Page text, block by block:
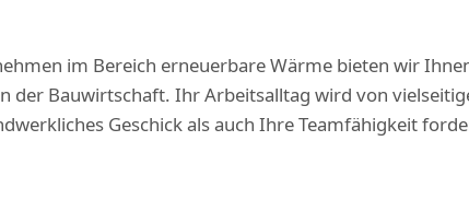
im Bereich erneuerbare Wärme bieten wir
der Bauwirtschaft. Ihr Arbeitsalltag wird von
Geschick als auch Ihre Teamfähigkeit